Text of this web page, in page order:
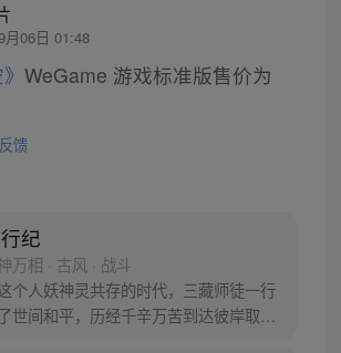
月06日 01:48
WeGame 游戏标准版售价为
馈
纪
万相 · 古风 · 战斗
个人妖神灵共存的时代，三藏师徒一行
世间和平，历经千辛万苦到达彼岸取